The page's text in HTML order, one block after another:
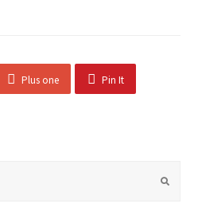
Plus one Pin It